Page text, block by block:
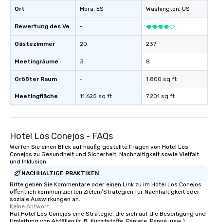
Ort
Bewertung des Veranstaltungsortes
Gästezimmer
Meetingräume
Größter Raum
Meetingfläche
Mora, ES
-
20
3
-
11.625 sq ft
Washington, US
237
8
1.800 sq ft
7.201 sq ft
Hotel Los Conejos - FAQs
Werfen Sie einen Blick auf häufig gestellte Fragen von Hotel Los
Conejos zu Gesundheit und Sicherheit, Nachhaltigkeit sowie Vielfalt
und Inklusion.
NACHHALTIGE PRAKTIKEN
Bitte geben Sie Kommentare oder einen Link zu im Hotel Los Conejos
öffentlich kommunizierten Zielen/Strategien für Nachhaltigkeit oder
soziale Auswirkungen an.
Keine Antwort.
Hat Hotel Los Conejos eine Strategie, die sich auf die Beseitigung und